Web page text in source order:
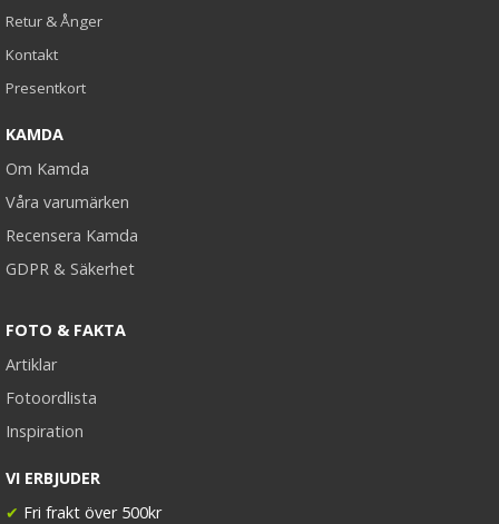
Retur & Ånger
Kontakt
Presentkort
KAMDA
Om Kamda
Våra varumärken
Recensera Kamda
GDPR & Säkerhet
FOTO & FAKTA
Artiklar
Fotoordlista
Inspiration
VI ERBJUDER
✔ Fri frakt över 500kr